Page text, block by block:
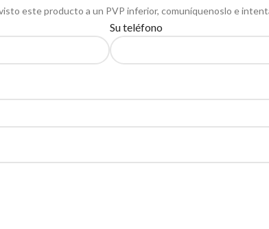
este producto a un PVP inferior, comuníquenoslo e
Su teléfono